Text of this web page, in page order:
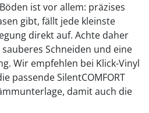
ist vor allem: präzises
gibt, fällt jede kleinste
direkt auf. Achte daher
Schneiden und eine
Wir empfehlen bei Klick-Vinyl
passende SilentCOMFORT
damit auch die